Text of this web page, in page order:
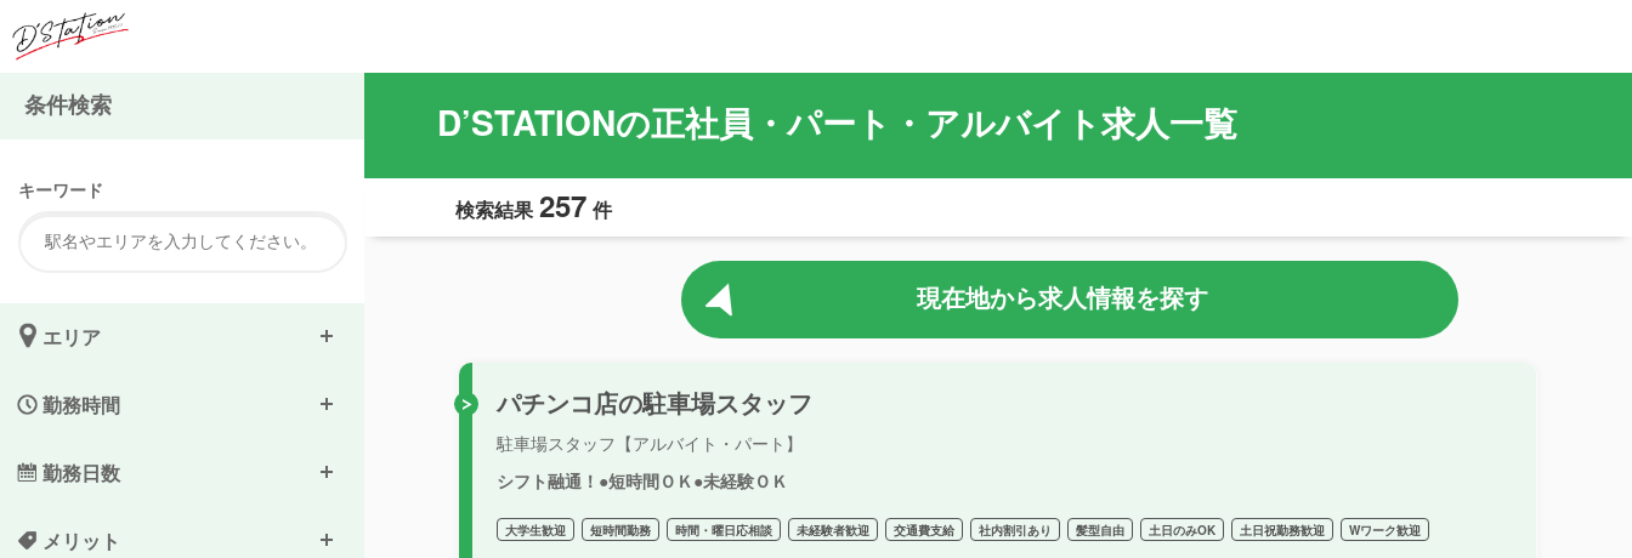
D’STATIONの正社員・パート・アルバイト求人一覧
検索結果 257 件
現在地から求人情報を探す
パチンコ店の駐車場スタッフ
駐車場スタッフ【アルバイト・パート】
シフト融通！●短時間ＯＫ●未経験ＯＫ
大学生歓迎 短時間勤務 時間・曜日応相談 未経験者歓迎 交通費支給 社内割引あり 髪型自由 土日のみOK 土日祝勤務歓迎 Wワーク歓迎
条件検索
キーワード
エリア
勤務時間
勤務日数
メリット